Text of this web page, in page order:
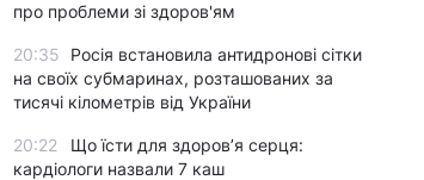
про проблеми зі здоров'ям
20:35
Росія встановила антидронові сітки
на своїх субмаринах, розташованих за
тисячі кілометрів від України
20:22
Що їсти для здоров’я серця:
кардіологи назвали 7 каш